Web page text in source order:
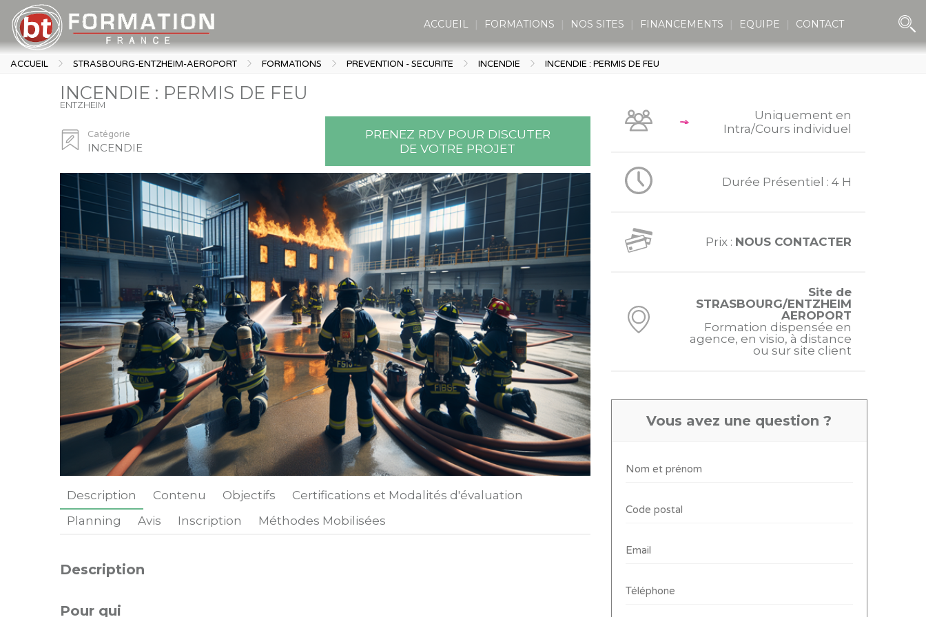
Rechercher une formation
ACCUEIL FORMATIONS NOS SITES FINANCEMENTS EQUIPE CONTACT
ACCUEIL STRASBOURG-ENTZHEIM-AEROPORT FORMATIONS PREVENTION - SECURITE INCENDIE INCENDIE : PERMIS DE FEU
INCENDIE : PERMIS DE FEU
ENTZHEIM
Catégorie
INCENDIE
PRENEZ RDV POUR DISCUTER
DE VOTRE PROJET
Description Contenu Objectifs
Certifications et Modalités d'évaluation
Planning
Avis Inscription Méthodes Mobilisées
Description
Pour qui
Uniquement en
Intra/Cours individuel
Durée Présentiel : 4 H
Prix : NOUS CONTACTER
Site de
STRASBOURG/ENTZHEIM
AEROPORT
Formation dispensée en
agence, en visio, à distance
ou sur site client
Vous avez une question ?